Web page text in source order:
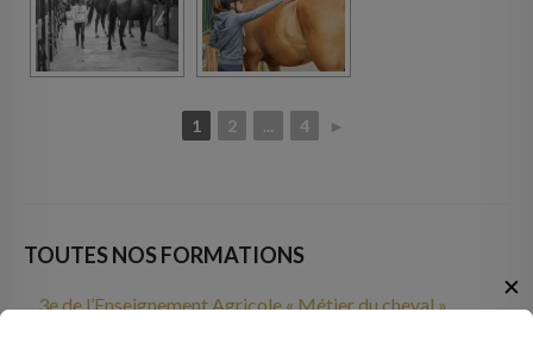
1 2 ... 4 ►
TOUTES NOS FORMATIONS
3e de l’Enseignement Agricole « Métier du cheval »
✕